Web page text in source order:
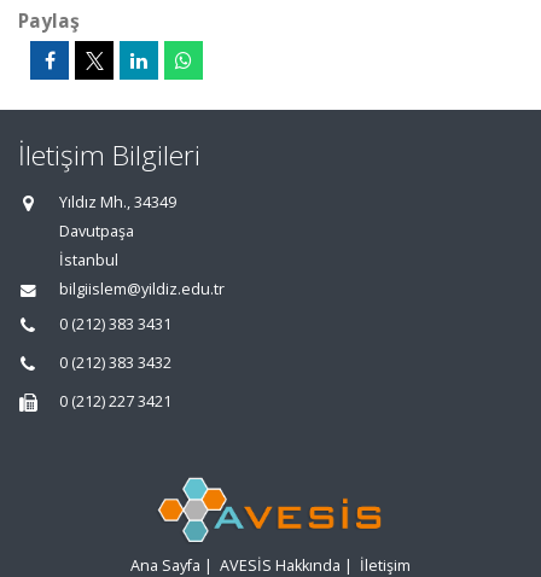
Paylaş
İletişim Bilgileri
Yıldız Mh., 34349
Davutpaşa
İstanbul
bilgiislem@yildiz.edu.tr
0 (212) 383 3431
0 (212) 383 3432
0 (212) 227 3421
Ana Sayfa | AVESİS Hakkında | İletişim